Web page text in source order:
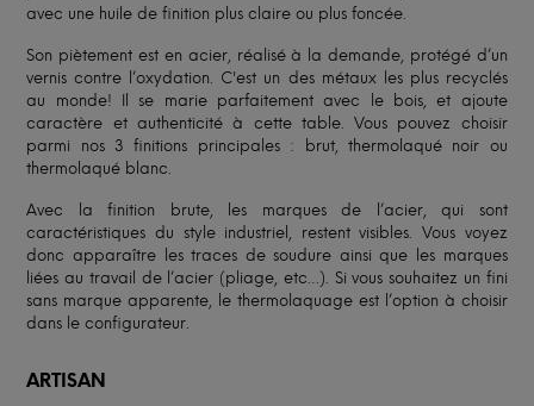
avec une huile de finition plus claire ou plus foncée.
Son piètement est en acier, réalisé à la demande, protégé d’un
vernis contre l’oxydation. C'est un des métaux les plus recyclés
au monde! Il se marie parfaitement avec le bois, et ajoute
caractère et authenticité à cette table. Vous pouvez choisir
parmi nos 3 finitions principales : brut, thermolaqué noir ou
thermolaqué blanc.
Avec la finition brute, les marques de l’acier, qui sont
caractéristiques du style industriel, restent visibles. Vous voyez
donc apparaître les traces de soudure ainsi que les marques
liées au travail de l’acier (pliage, etc…). Si vous souhaitez un fini
sans marque apparente, le thermolaquage est l’option à choisir
dans le configurateur.
ARTISAN